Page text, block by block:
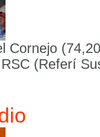
Cornejo
(Referí